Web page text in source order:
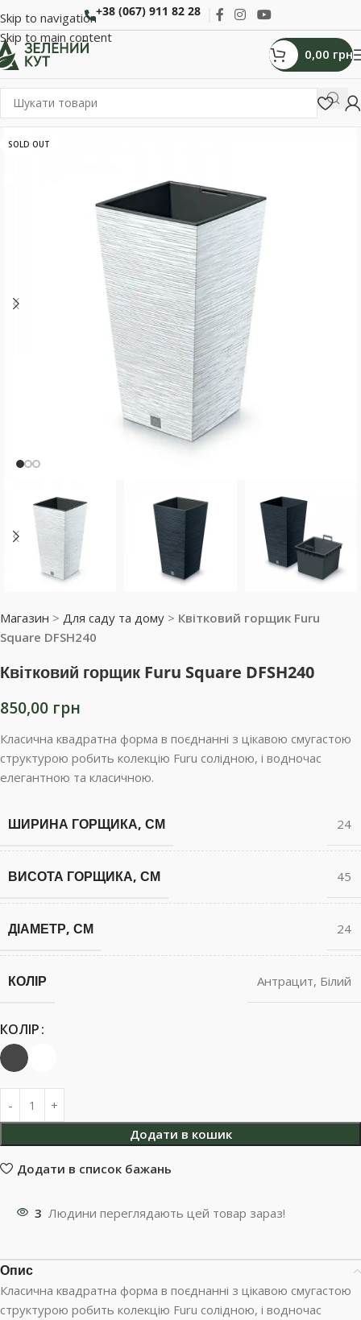
Skip to navigation
Skip to main content
+38 (067) 911 82 28
0,00 грн
SOLD OUT
Магазин > Для саду та дому > Квітковий горщик Furu
Square DFSH240
Квітковий горщик Furu Square DFSH240
850,00 грн
Класична квадратна форма в поєднанні з цікавою смугастою
структурою робить колекцію Furu солідною, і водночас
елегантною та класичною.
ШИРИНА ГОРЩИКА, СМ 24
ВИСОТА ГОРЩИКА, СМ 45
ДІАМЕТР, СМ 24
КОЛІР Антрацит, Білий
КОЛІР
Додати в кошик
Додати в список бажань
3 Людини переглядають цей товар зараз!
Опис
Класична квадратна форма в поєднанні з цікавою смугастою
структурою робить колекцію Furu солідною, і водночас